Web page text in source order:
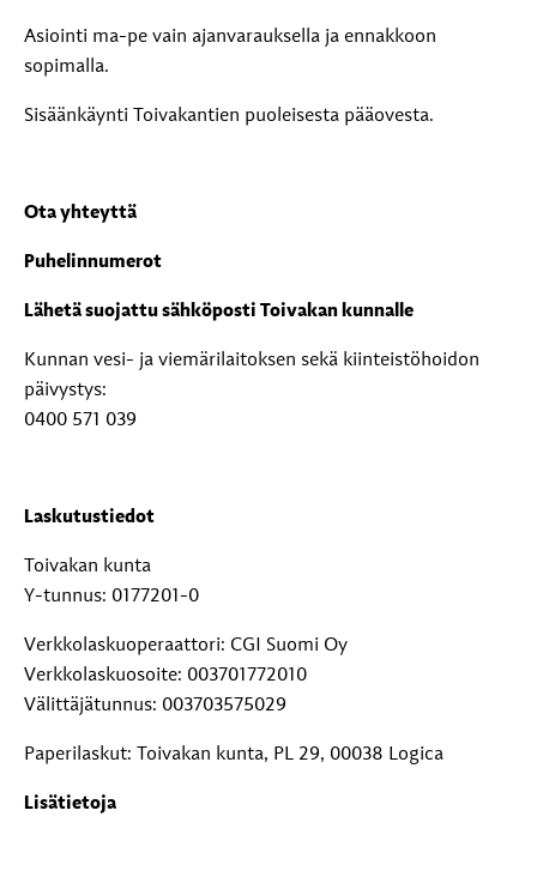
Asiointi ma-pe vain ajanvarauksella ja ennakkoon
sopimalla.
Sisäänkäynti Toivakantien puoleisesta pääovesta.
Ota yhteyttä
Puhelinnumerot
Lähetä suojattu sähköposti Toivakan kunnalle
Kunnan vesi- ja viemärilaitoksen sekä kiinteistöhoidon
päivystys:
0400 571 039
Laskutustiedot
Toivakan kunta
Y-tunnus: 0177201-0
Verkkolaskuoperaattori: CGI Suomi Oy
Verkkolaskuosoite: 003701772010
Välittäjätunnus: 003703575029
Paperilaskut: Toivakan kunta, PL 29, 00038 Logica
Lisätietoja